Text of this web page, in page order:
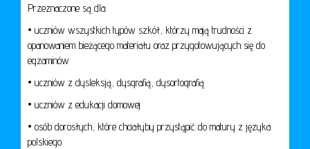
Przeznaczone są dla:
• uczniów wszystkich typów szkół, którzy mają trudności z
opanowaniem bieżącego materiału oraz przygotowujących się do
egzaminów
• uczniów z dysleksją, dysgrafią, dysortografią
• uczniów z edukacji domowej
• osób dorosłych, które chciałyby przystąpić do matury z języka
polskiego